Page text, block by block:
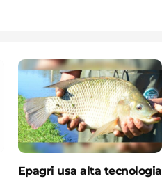
Epagri usa alta tecnologia